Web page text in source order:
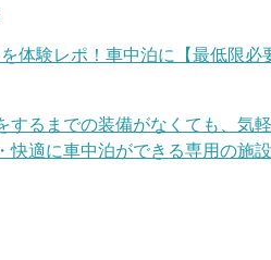
体験レポ！車中泊に【最低限必
するまでの装備がなくても、気
快適に車中泊ができる専用の施